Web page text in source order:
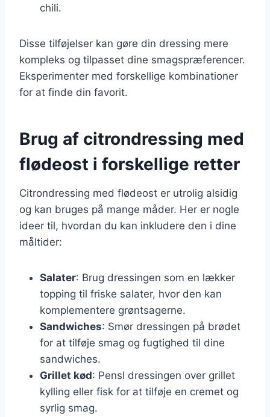
chili.
Disse tilføjelser kan gøre din dressing mere
kompleks og tilpasset dine smagspræferencer.
Eksperimenter med forskellige kombinationer
for at finde din favorit.
Brug af citrondressing med
flødeost i forskellige retter
Citrondressing med flødeost er utrolig alsidig
og kan bruges på mange måder. Her er nogle
ideer til, hvordan du kan inkludere den i dine
måltider:
Salater: Brug dressingen som en lækker
topping til friske salater, hvor den kan
komplementere grøntsagerne.
Sandwiches: Smør dressingen på brødet
for at tilføje smag og fugtighed til dine
sandwiches.
Grillet kød: Pensl dressingen over grillet
kylling eller fisk for at tilføje en cremet og
syrlig smag.